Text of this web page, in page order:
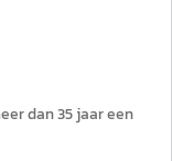
dan 35 jaar een